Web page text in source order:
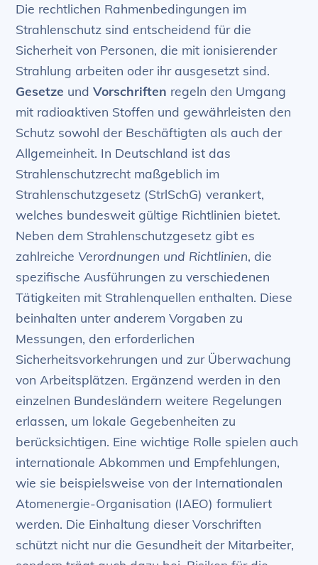
Die rechtlichen Rahmenbedingungen im
Strahlenschutz sind entscheidend für die
Sicherheit von Personen, die mit ionisierender
Strahlung arbeiten oder ihr ausgesetzt sind.
Gesetze undVorschriften regeln den Umgang
mit radioaktiven Stoffen und gewährleisten den
Schutz sowohl der Beschäftigten als auch der
Allgemeinheit. In Deutschland ist das
Strahlenschutzrecht maßgeblich im
Strahlenschutzgesetz (StrlSchG) verankert,
welches bundesweit gültige Richtlinien bietet.
Neben dem Strahlenschutzgesetz gibt es
zahlreicheVerordnungen und Richtlinien, die
spezifische Ausführungen zu verschiedenen
Tätigkeiten mit Strahlenquellen enthalten. Diese
beinhalten unter anderem Vorgaben zu
Messungen, den erforderlichen
Sicherheitsvorkehrungen und zur Überwachung
von Arbeitsplätzen. Ergänzend werden in den
einzelnen Bundesländern weitere Regelungen
erlassen, um lokale Gegebenheiten zu
berücksichtigen. Eine wichtige Rolle spielen auch
internationale Abkommen und Empfehlungen,
wie sie beispielsweise von der Internationalen
Atomenergie-Organisation (IAEO) formuliert
werden. Die Einhaltung dieser Vorschriften
schützt nicht nur die Gesundheit der Mitarbeiter,